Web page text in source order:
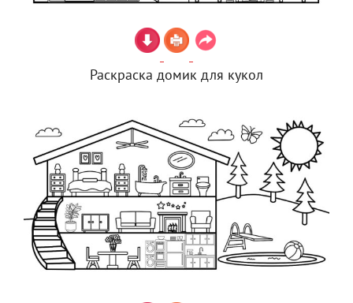
Раскраска домик для кукол